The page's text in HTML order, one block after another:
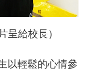
呈給校長）
以輕鬆的心情參